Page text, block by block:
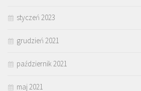
styczeń 2023
grudzień 2021
październik 2021
maj 2021